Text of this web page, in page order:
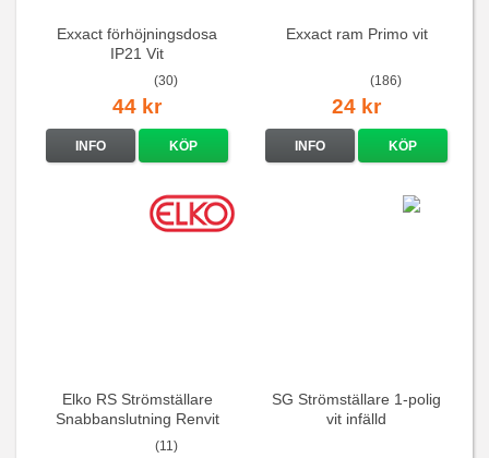
Exxact förhöjningsdosa
IP21 Vit
(30)
44 kr
INFO KÖP
Exxact ram Primo vit
(186)
24 kr
INFO KÖP
Elko RS Strömställare
Snabbanslutning Renvit
(11)
SG Strömställare 1-polig
vit infälld